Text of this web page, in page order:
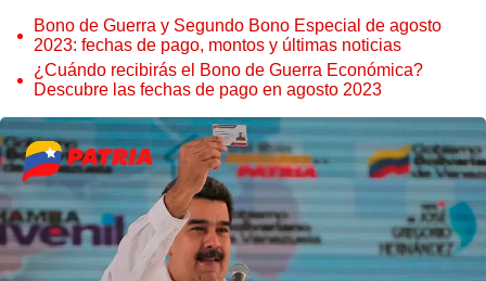
Bono de Guerra y Segundo Bono Especial de agosto
2023: fechas de pago, montos y últimas noticias
¿Cuándo recibirás el Bono de Guerra Económica?
Descubre las fechas de pago en agosto 2023